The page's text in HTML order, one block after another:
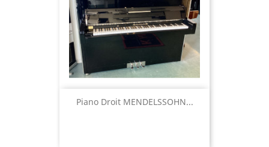
Piano Droit MENDELSSOHN...